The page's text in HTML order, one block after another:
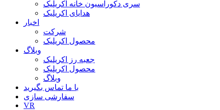
سری دکوراسیون خانه اکریلیک
هدایای اکریلیک
اخبار
شرکت
محصول اکریلیک
وبلاگ
جعبه رز اکریلیک
محصول اکریلیک
وبلاگ
با ما تماس بگیرید
سفارشی سازی
VR